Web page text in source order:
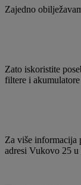
Zajedno
Zato iskoristite
filtere i
Za više informacija
adresi Vukovo 25 u